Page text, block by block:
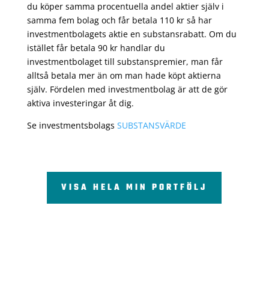
du köper samma procentuella andel aktier själv i
samma fem bolag och får betala 110 kr så har
investmentbolagets aktie en substansrabatt. Om du
istället får betala 90 kr handlar du
investmentbolaget till substanspremier, man får
alltså betala mer än om man hade köpt aktierna
själv. Fördelen med investmentbolag är att de gör
aktiva investeringar åt dig.
Se investmentsbolags SUBSTANSVÄRDE
VISA HELA MIN PORTFÖLJ